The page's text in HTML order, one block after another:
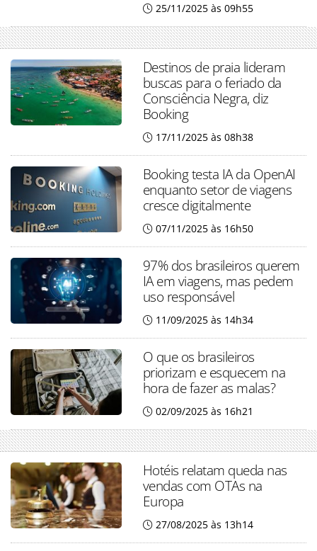
25/11/2025 às 09h55
Destinos de praia lideram
buscas para o feriado da
Consciência Negra, diz
Booking
17/11/2025 às 08h38
Booking testa IA da OpenAI
enquanto setor de viagens
cresce digitalmente
07/11/2025 às 16h50
97% dos brasileiros querem
IA em viagens, mas pedem
uso responsável
11/09/2025 às 14h34
O que os brasileiros
priorizam e esquecem na
hora de fazer as malas?
02/09/2025 às 16h21
Hotéis relatam queda nas
vendas com OTAs na
Europa
27/08/2025 às 13h14